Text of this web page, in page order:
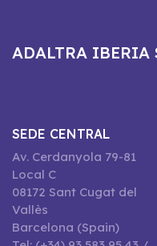
ADALTRA IBERIA
SEDE CENTRAL
Av. Cerdanyola 79-81
Local C
08172 Sant Cugat del
Vallès
Barcelona (Spain)